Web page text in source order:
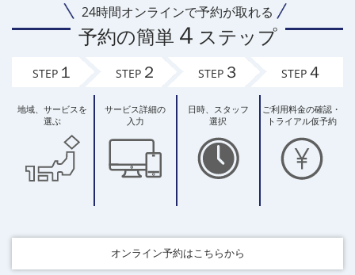
24時間オンラインで予約が取れる
予約の簡単 ４ ステップ
STEP １
地域、サービスを
選ぶ
STEP２
サービス詳細の
入力
STEP ３
日時、 スタッフ
選択
STEP４
ご利用料金の確認・
トライアル仮予約
オンライン予約はこちらから